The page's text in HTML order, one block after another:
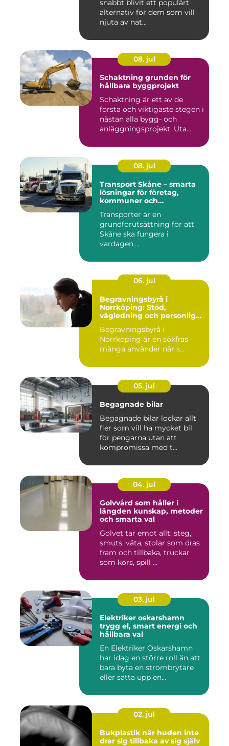
snabbt blivit ett populärt
alternativ för dem som vill
njuta av nat...
08. jul
Schaktning grunden för
hållbara byggprojekt
Schaktning är ett av de
första och viktigaste stegen i
nästan alla bygg- och
anläggningsprojekt. Uta...
08. jul
Transport Skåne – smarta
lösningar för företag,
kommuner och
Transporter är en
grundförutsättning för att
Skåne ska fungera i
vardagen....
06. jul
Begravningsbyrå i
Norrköping: Stöd,
vägledning och personliga
Begravningsbyrå i
Norrköping är en sökfras
många använder när s...
05. jul
Begagnade bilar
Begagnade bilar lockar allt
fler som vill ha mycket bil
för pengarna utan att
kompromissa med t...
04. jul
Golvvård som håller i
längden kunskap, metoder
och smarta val
Golvet tar emot allt: steg,
smuts, väta, stolar som dras
fram och tillbaka, truckar
som körs, spill ...
03. jul
Elektriker oskarshamn
trygg el, smart energi och
hållbara val
En Elektriker Oskarshamn
har idag en större roll än att
bara byta en strömbrytare
eller sätta upp en...
02. jul
Bukplastik när huden inte
drar sig tillbaka av sig själv